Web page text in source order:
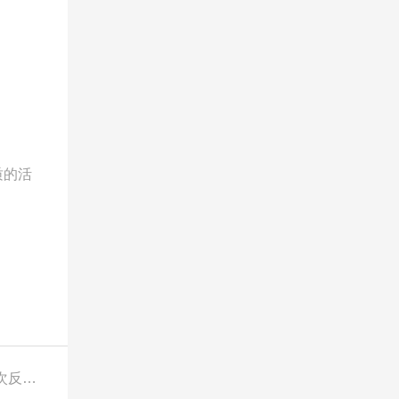
的活
下一篇：印度尼西亚对华H型钢和I型钢作出第三次反倾销日落复审终裁